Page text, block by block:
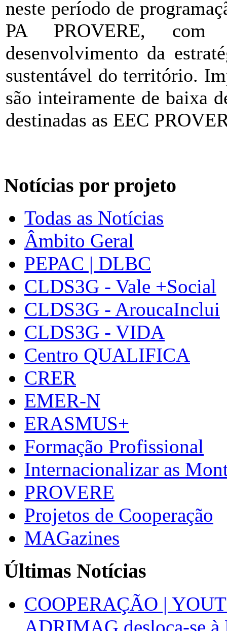
neste período de
PA PROVERE, com
desenvolvimento da
sustentável do território.
são inteiramente de baixa
destinadas as EEC
Notícias por projeto
Todas as Notícias
Âmbito Geral
PEPAC | DLBC
CLDS3G - Vale +Social
CLDS3G - AroucaInclui
CLDS3G - VIDA
Centro QUALIFICA
CRER
EMER-N
ERASMUS+
Formação Profissional
Internacionalizar as
PROVERE
Projetos de Cooperação
MAGazines
Últimas Notícias
COOPERAÇÃO |
ADRIMAG desloca-se